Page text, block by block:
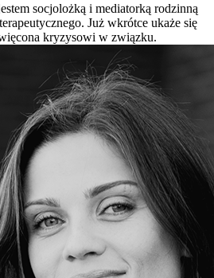
socjolożką i mediatorką rodzinną
Już wkrótce ukaże się
kryzysowi w związku.